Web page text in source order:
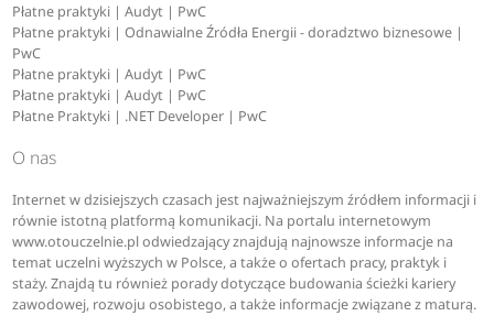
Płatne praktyki | Audyt | PwC
Płatne praktyki | Odnawialne Źródła Energii - doradztwo biznesowe |
PwC
Płatne praktyki | Audyt | PwC
Płatne praktyki | Audyt | PwC
Płatne Praktyki | .NET Developer | PwC
O nas
Internet w dzisiejszych czasach jest najważniejszym źródłem informacji i
równie istotną platformą komunikacji. Na portalu internetowym
www.otouczelnie.pl odwiedzający znajdują najnowsze informacje na
temat uczelni wyższych w Polsce, a także o ofertach pracy, praktyk i
staży. Znajdą tu również porady dotyczące budowania ścieżki kariery
zawodowej, rozwoju osobistego, a także informacje związane z maturą.